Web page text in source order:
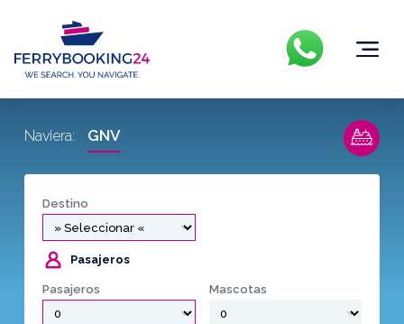
Destino
Pasajeros
Pasajeros Mascotas
Naviera: GNV